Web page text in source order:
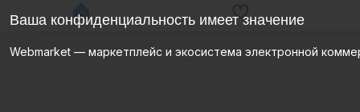
Ваша конфиденциальность имеет значение
Webmarket — маркетплейс и экосистема электронной